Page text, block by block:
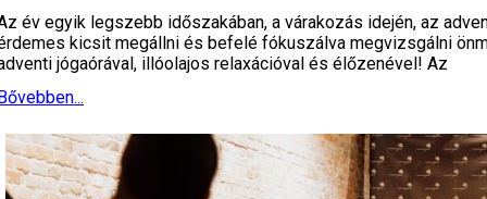
év egyik legszebb időszakában, a várakozás idején, az
kicsit megállni és befelé fókuszálva megvizsgálni
jógaórával, illóolajos relaxációval és élőzenével! Az